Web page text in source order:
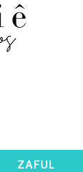
ZAFUL